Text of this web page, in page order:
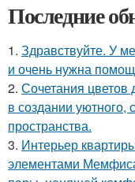
Последние
1. Здравствуйте. У
и очень нужна
2. Сочетания цветов
в создании уютного,
пространства.
3. Интерьер
элементами